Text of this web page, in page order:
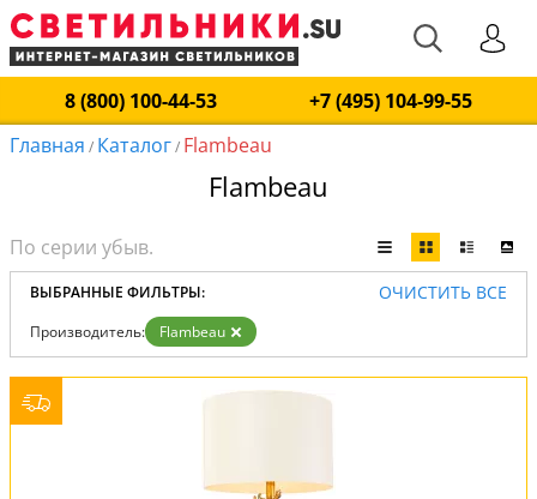
8 (800) 100-44-53
+7 (495) 104-99-55
Главная / Каталог/ Flambeau
Flambeau
ВЫБРАННЫЕ ФИЛЬТРЫ: ОЧИСТИТЬ ВСЕ
Производитель: Flambeau